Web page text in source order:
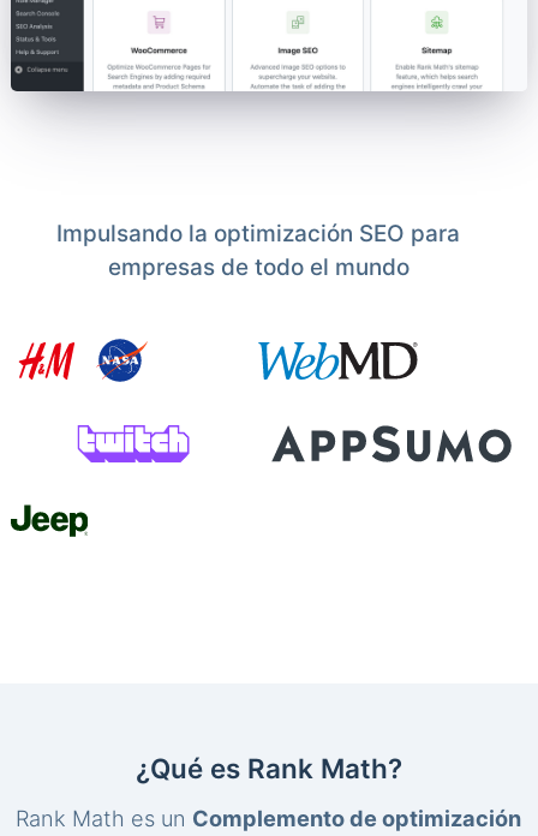
Impulsando la optimización SEO para
empresas de todo el mundo
¿Qué es Rank Math?
Rank Math es un Complemento de optimización